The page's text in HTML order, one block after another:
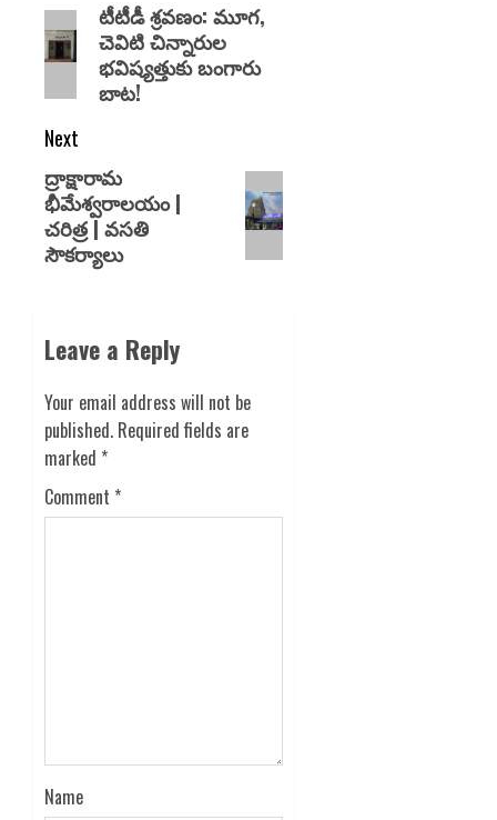
టీటీడీ శ్రవణం: మూగ,
చెవిటి చిన్నారుల
భవిష్యత్తుకు బంగారు
బాట!
Next
ద్రాక్షారామ
భీమేశ్వరాలయం |
చరిత్ర | వసతి
సౌకర్యాలు
Leave a Reply
Your email address will not be
published. Required fields are
marked *
Comment *
Name